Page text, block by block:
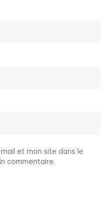
et mon site dans le
commentaire.